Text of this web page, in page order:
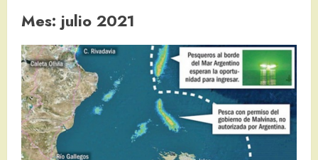
Mes: julio 2021